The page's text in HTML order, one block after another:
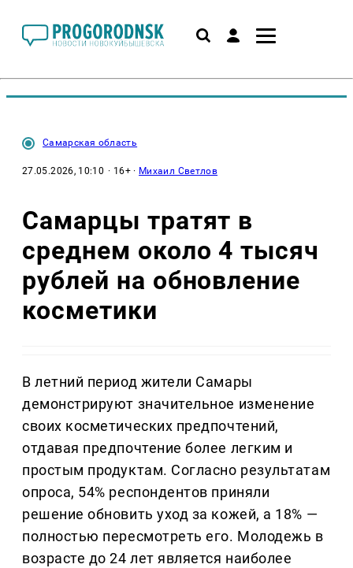
Самарская область
27.05.2026, 10:10 · 16+ · Михаил Светлов
Самарцы тратят в
среднем около 4 тысяч
рублей на обновление
косметики
В летний период жители Самары
демонстрируют значительное изменение
своих косметических предпочтений,
отдавая предпочтение более легким и
простым продуктам. Согласно результатам
опроса, 54% респондентов приняли
решение обновить уход за кожей, а 18% —
полностью пересмотреть его. Молодежь в
возрасте до 24 лет является наиболее